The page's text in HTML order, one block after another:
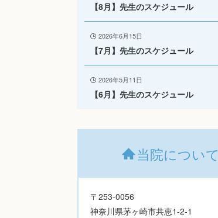
【8月】先生のスケジュール
2026年6月15日
【7月】先生のスケジュール
2026年5月11日
【6月】先生のスケジュール
当院について
〒253-0056
神奈川県茅ヶ崎市共恵1-2-1